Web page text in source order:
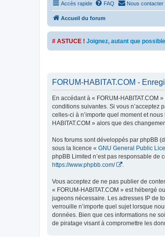
Accès rapide FAQ Nous contacter
Accueil du forum
# ASTUCE ! Joignez, autant que
FORUM-HABITAT.COM -
En accédant à « FORUM-HABITAT.COM
conditions suivantes. Si vous n’acceptez
celles-ci à n’importe quel moment et
HABITAT.COM » alors que des
Nos forums sont développés par phpBB
sous la licence « GNU General Public
phpBB Limited n’est pas responsable de
https://www.phpbb.com/
.
Vous acceptez de ne pas publier de
« FORUM-HABITAT.COM » est hébergé
jugeons nécessaire. Les adresses IP de
verrouille n’importe quel sujet lorsque
données. Bien que ces informations ne
de piratage visant à compromettre les